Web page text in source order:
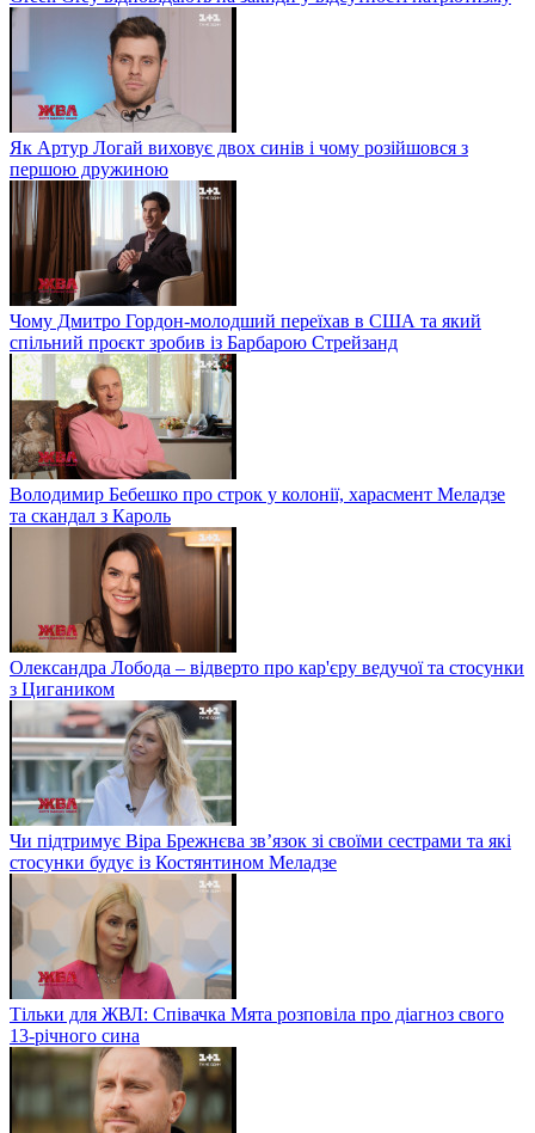
Як Артур Логай виховує двох синів і чому розійшовся з
першою дружиною
Чому Дмитро Гордон-молодший переїхав в США та який
спільний проєкт зробив із Барбарою Стрейзанд
Володимир Бебешко про строк у колонії, харасмент Меладзе
та скандал з Кароль
Олександра Лобода – відверто про кар'єру ведучої та стосунки
з Цигаником
Чи підтримує Віра Брежнєва зв’язок зі своїми сестрами та які
стосунки будує із Костянтином Меладзе
Тільки для ЖВЛ: Співачка Мята розповіла про діагноз свого
13-річного сина